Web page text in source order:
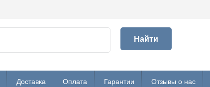
Найти
Доставка Оплата Гарантии Отзывы о нас